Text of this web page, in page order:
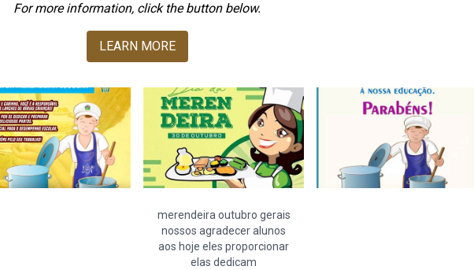
For more information, click the button below.
LEARN MORE
merendeira outubro gerais
nossos agradecer alunos
aos hoje eles proporcionar
elas dedicam